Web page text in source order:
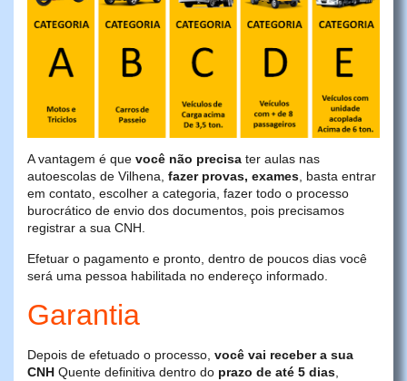
A vantagem é que você não precisa ter aulas nas
autoescolas de Vilhena, fazer provas, exames, basta entrar
em contato, escolher a categoria, fazer todo o processo
burocrático de envio dos documentos, pois precisamos
registrar a sua CNH.
Efetuar o pagamento e pronto, dentro de poucos dias você
será uma pessoa habilitada no endereço informado.
Garantia
Depois de efetuado o processo, você vai receber a sua
CNH Quente definitiva dentro do prazo de até 5 dias,